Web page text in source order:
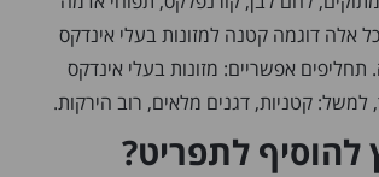
אלה דוגמה קטנה למזונות בעלי אינדקס
תחליפים אפשריים: מזונות בעלי אינדקס
למשל: קטניות, דגנים מלאים, רוב הירקות.
לתפריט?